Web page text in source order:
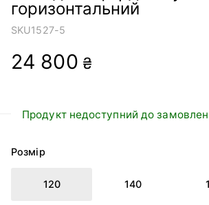
горизонтальний
SKU1527-5
24 800 ₴
Продукт недоступний до
Розмір
120 140